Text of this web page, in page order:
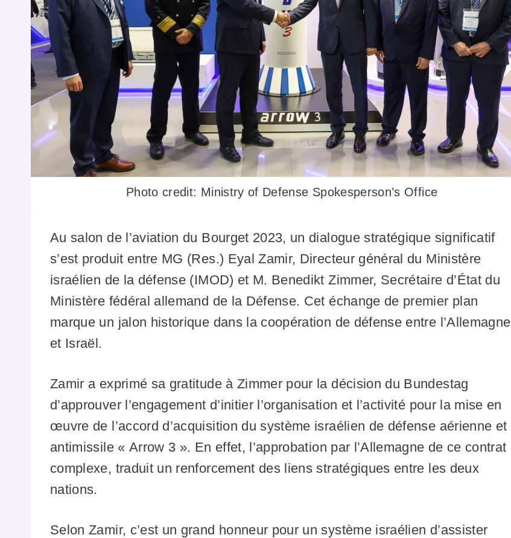
Photo credit: Ministry of Defense Spokesperson’s Office
Au salon de l’aviation du Bourget 2023, un dialogue stratégique significatif
s’est produit entre MG (Res.) Eyal Zamir, Directeur général du Ministère
israélien de la défense (IMOD) et M. Benedikt Zimmer, Secrétaire d’État du
Ministère fédéral allemand de la Défense. Cet échange de premier plan
marque un jalon historique dans la coopération de défense entre l’Allemagne
et Israël.
Zamir a exprimé sa gratitude à Zimmer pour la décision du Bundestag
d’approuver l’engagement d’initier l’organisation et l’activité pour la mise en
œuvre de l’accord d’acquisition du système israélien de défense aérienne et
antimissile « Arrow 3 ». En effet, l’approbation par l’Allemagne de ce contrat
complexe, traduit un renforcement des liens stratégiques entre les deux
nations.
Selon Zamir, c’est un grand honneur pour un système israélien d’assister